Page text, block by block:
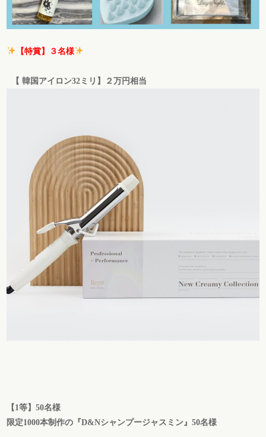
【特賞】３名様
【 韓国アイロン32ミリ】２万円相当
【1等】50名様
限定1000本制作の『D&Nシャンプージャスミン』50名様